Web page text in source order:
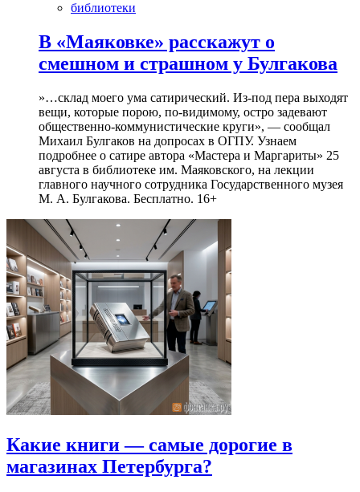
библиотеки
В «Маяковке» расскажут о
смешном и страшном у Булгакова
»…склад моего ума сатирический. Из-под пера выходят
вещи, которые порою, по-видимому, остро задевают
общественно-коммунистические круги», — сообщал
Михаил Булгаков на допросах в ОГПУ. Узнаем
подробнее о сатире автора «Мастера и Маргариты» 25
августа в библиотеке им. Маяковского, на лекции
главного научного сотрудника Государственного музея
М. А. Булгакова. Бесплатно. 16+
Какие книги — самые дорогие в
магазинах Петербурга?